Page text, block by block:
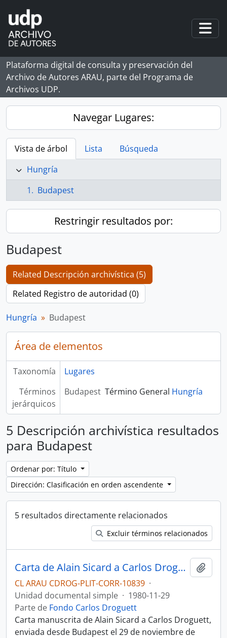
Skip to main content
Plataforma digital de consulta y preservación del
Archivo de Autores ARAU, parte del Programa de
Archivos UDP.
Navegar Lugares:
Vista de árbol Lista
Búsqueda
Hungría
Budapest
Restringir resultados por:
Budapest
Related Descripción archivística (5)
Related Registro de autoridad (0)
Hungría Budapest
Área de elementos
Taxonomía
Lugares
Términos
jerárquicos
Budapest Término General Hungría
5 Descripción archivística resultados
para Budapest
Ordenar por: Título
Dirección: Clasificación en orden ascendente
5 resultados directamente relacionados
Excluir términos relacionados
Carta de Alain Sicard a Carlos Droguett sobre encuentro primaveral
CL ARAU CDROG-PLIT-CORR-10839 ·
Unidad documental simple · 1980-11-29
Parte de Fondo Carlos Droguett
Carta manuscrita de Alain Sicard a Carlos Droguett,
enviada desde Budapest el 29 de noviembre de